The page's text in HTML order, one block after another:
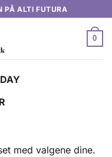
PÅ ALTI FUTURA
0
med valgene dine.